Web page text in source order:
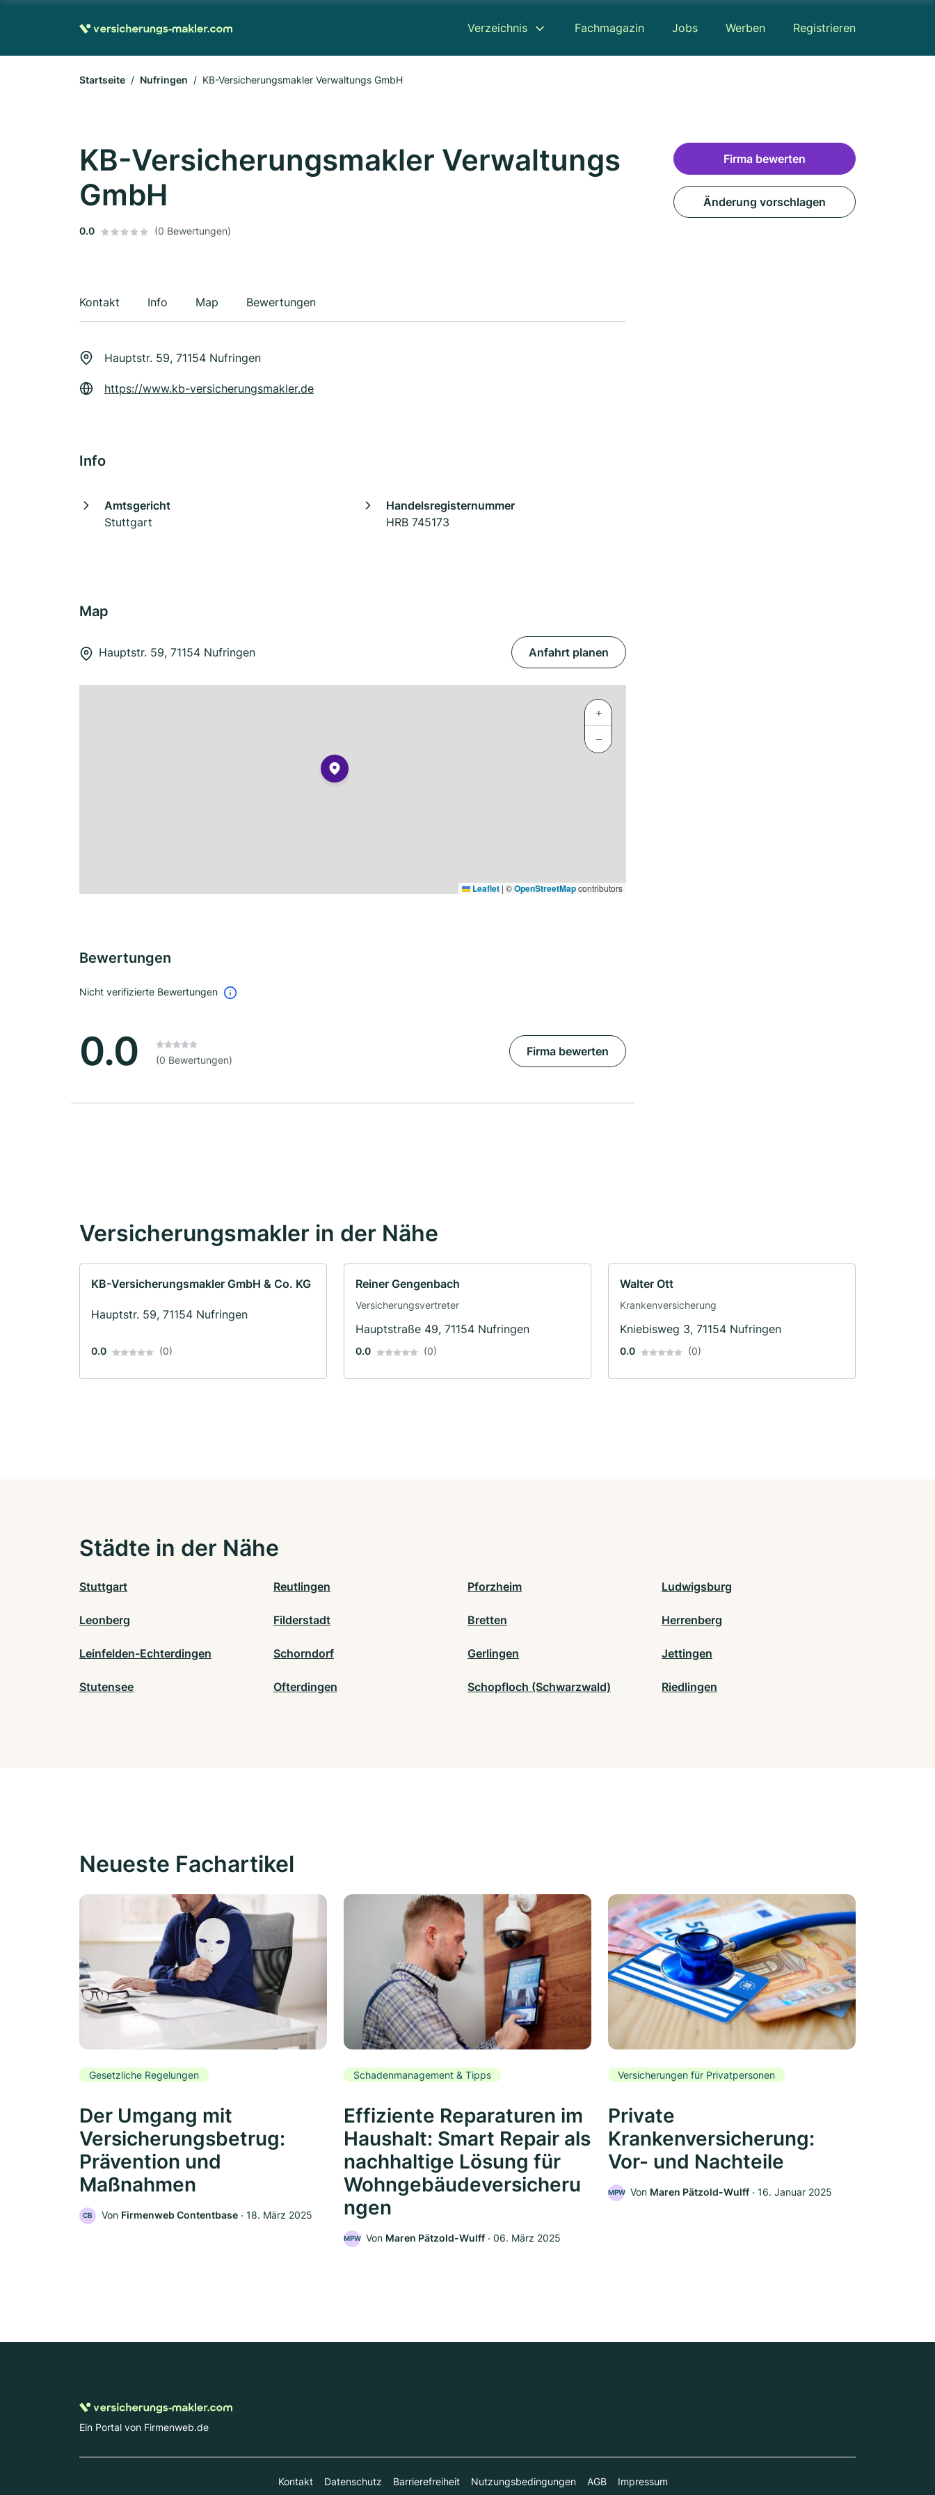
Verzeichnis Fachmagazin Jobs Werben Registrieren
Startseite Nufringen KB-Versicherungsmakler Verwaltungs GmbH
KB-Versicherungsmakler Verwaltungs
GmbH
0.0 (0 Bewertungen)
Kontakt Info Map Bewertungen
Hauptstr. 59, 71154 Nufringen
https://www.kb-versicherungsmakler.de
Info
Amtsgericht
Stuttgart
Handelsregisternummer
HRB 745173
Map
Hauptstr. 59, 71154 Nufringen Anfahrt planen
+
−
Leaflet | ©OpenStreetMapcontributors
Bewertungen
Nicht verifizierte Bewertungen
0.0 (0 Bewertungen)
Firma bewerten
Firma bewerten
Änderung vorschlagen
Versicherungsmakler in der Nähe
KB-Versicherungsmakler GmbH & Co. KG
Hauptstr. 59, 71154 Nufringen
0.0 (0)
Reiner Gengenbach
Versicherungsvertreter
Hauptstraße 49, 71154 Nufringen
0.0 (0)
Walter Ott
Krankenversicherung
Kniebisweg 3, 71154 Nufringen
0.0 (0)
Städte in der Nähe
Stuttgart Reutlingen Pforzheim Ludwigsburg
Leonberg Filderstadt Bretten Herrenberg
Leinfelden-Echterdingen Schorndorf Gerlingen Jettingen
Stutensee Ofterdingen Schopfloch (Schwarzwald) Riedlingen
Neueste Fachartikel
Gesetzliche Regelungen
Der Umgang mit
Versicherungsbetrug:
Prävention und
Maßnahmen
CB Von Firmenweb Contentbase ‧ 18. März 2025
Schadenmanagement & Tipps
Effiziente Reparaturen im
Haushalt: Smart Repair als
nachhaltige Lösung für
Wohngebäudeversicheru
ngen
MPW Von Maren Pätzold-Wulff ‧ 06. März 2025
Versicherungen für Privatpersonen
Private
Krankenversicherung:
Vor- und Nachteile
MPW Von Maren Pätzold-Wulff ‧ 16. Januar 2025
Ein Portal von Firmenweb.de
Kontakt Datenschutz Barrierefreiheit Nutzungsbedingungen AGB Impressum